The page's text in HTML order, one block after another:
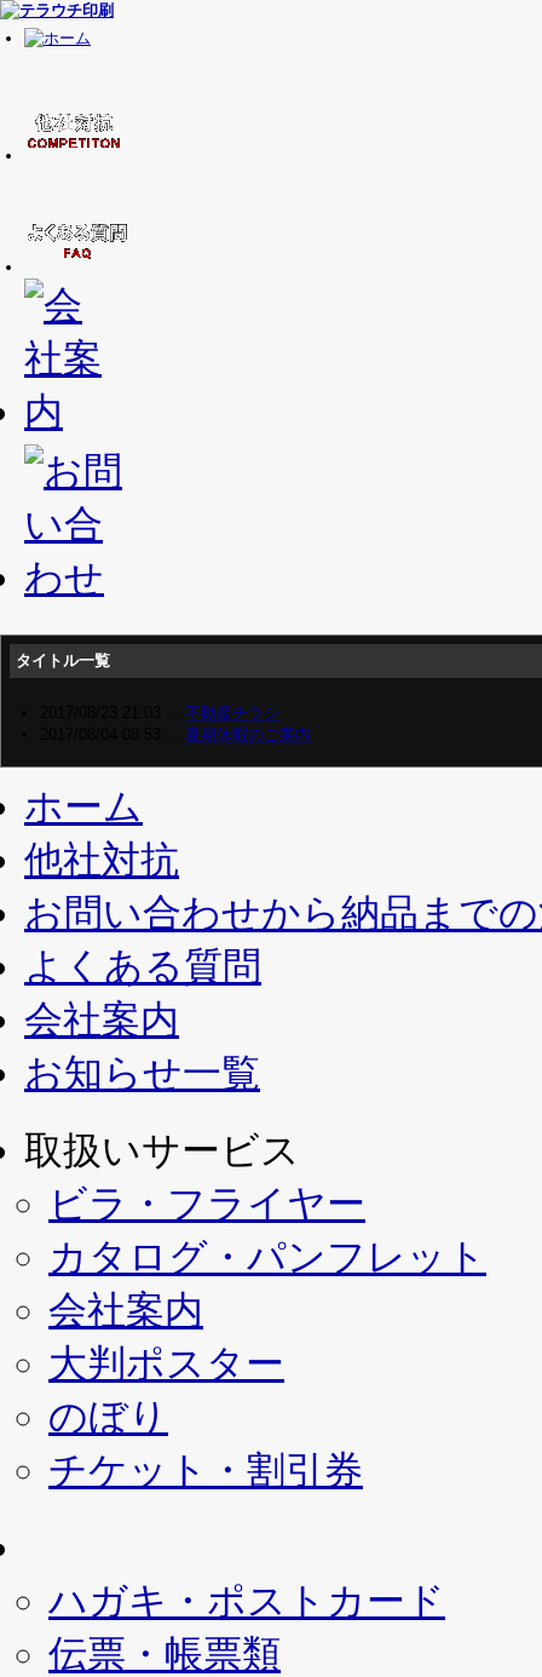
タイトル一覧
不動産チラシ
夏期休暇のご案内
ホーム
他社対抗
お問い合わせから納品まで
よくある質問
会社案内
お知らせ一覧
取扱いサービス
ビラ・フライヤー
カタログ・パンフレット
会社案内
大判ポスター
のぼり
チケット・割引券
ハガキ・ポストカード
伝票・帳票類